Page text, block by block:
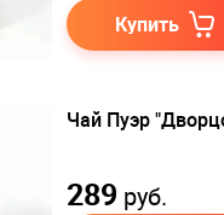
Купить
Чай Пуэр
289 руб.